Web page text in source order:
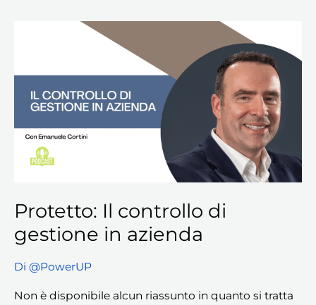
Protetto: Il controllo di
gestione in azienda
Di @PowerUP
Non è disponibile alcun riassunto in quanto si tratta
di
gestione
azienda